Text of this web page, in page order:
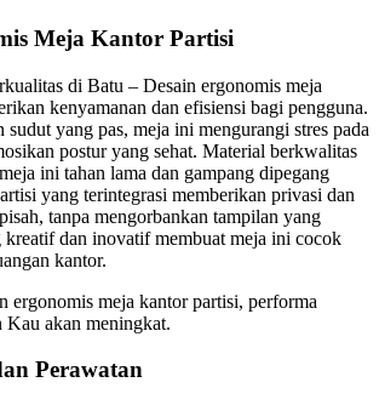
Meja Kantor Partisi
di Batu – Desain ergonomis meja
kenyamanan dan efisiensi bagi pengguna.
yang pas, meja ini mengurangi stres pada
postur yang sehat. Material berkwalitas
ini tahan lama dan gampang dipegang
yang terintegrasi memberikan privasi dan
tanpa mengorbankan tampilan yang
kreatif dan inovatif membuat meja ini cocok
kantor.
ergonomis meja kantor partisi, performa
Kau akan meningkat.
Perawatan